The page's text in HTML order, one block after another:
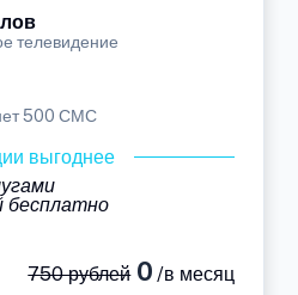
телевидение
500 СМС
выгоднее
бесплатно
750 рублей0 /в месяц